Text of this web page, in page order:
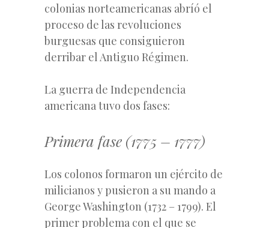
colonias norteamericanas abríó el
proceso de las revoluciones
burguesas que consiguieron
derribar el Antiguo Régimen.
La guerra de Independencia
americana tuvo dos fases:
Primera fase (1775 – 1777)
Los colonos formaron un ejército de
milicianos y pusieron a su mando a
George Washington (1732 – 1799). El
primer problema con el que se